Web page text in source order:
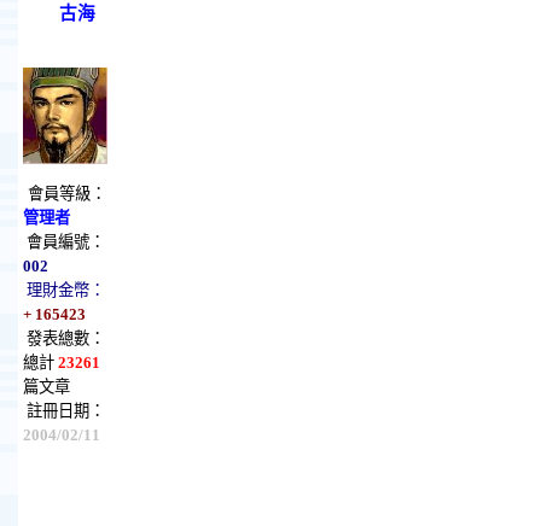
古海
會員等級：
管理者
會員編號：
002
理財金幣：
+ 165423
發表總數：
總計 23261
篇文章
註冊日期：
2004/02/11